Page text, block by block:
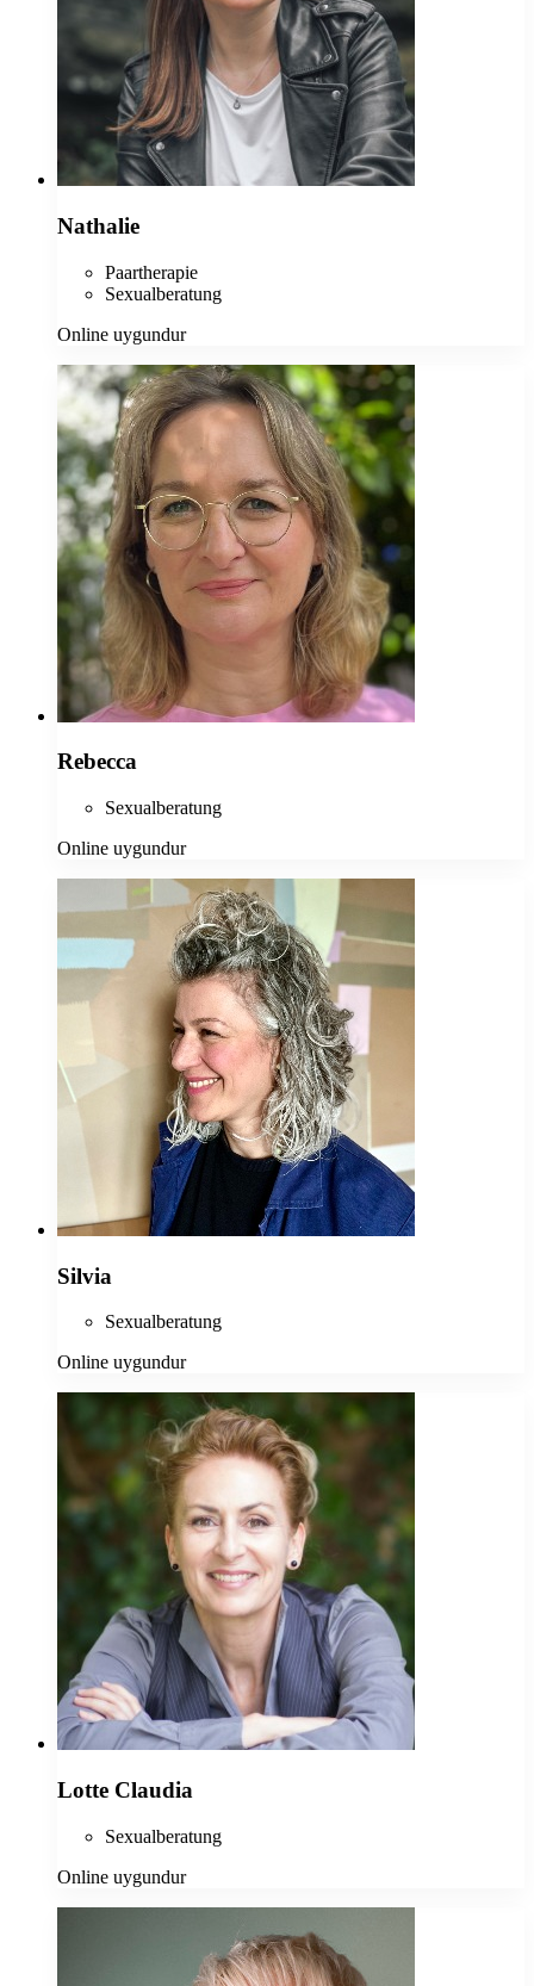
Nathalie
Paartherapie
Sexualberatung
Online uygundur
Rebecca
Sexualberatung
Online uygundur
Silvia
Sexualberatung
Online uygundur
Lotte Claudia
Sexualberatung
Online uygundur